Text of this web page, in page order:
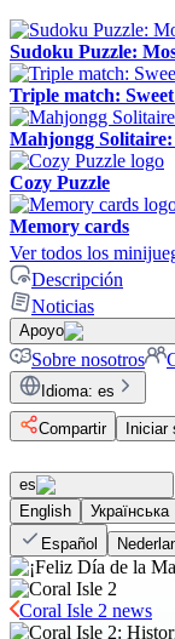
Sudoku Puzzle:
Triple match:
Mahjongg
Cozy Puzzle
Memory cards
Ver todos los
Descripción
Noticias
Apoyo
Sobre nosotros
Idioma: es
Compartir
es
English
Українська
Español
Coral Isle 2 news